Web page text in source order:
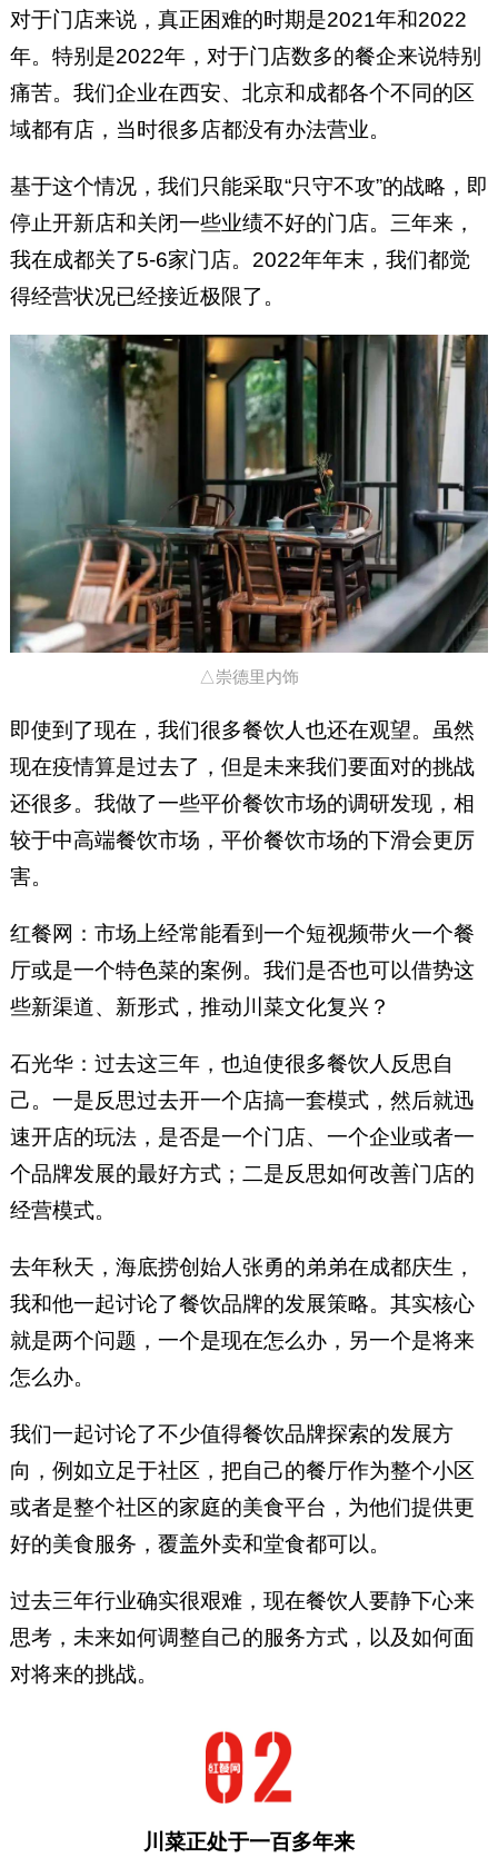
对于门店来说，真正困难的时期是2021年和2022
年。特别是2022年，对于门店数多的餐企来说特别
痛苦。我们企业在西安、北京和成都各个不同的区
域都有店，当时很多店都没有办法营业。
基于这个情况，我们只能采取“只守不攻”的战略，即
停止开新店和关闭一些业绩不好的门店。三年来，
我在成都关了5-6家门店。2022年年末，我们都觉
得经营状况已经接近极限了。
△崇德里内饰
即使到了现在，我们很多餐饮人也还在观望。虽然
现在疫情算是过去了，但是未来我们要面对的挑战
还很多。我做了一些平价餐饮市场的调研发现，相
较于中高端餐饮市场，平价餐饮市场的下滑会更厉
害。
红餐网：市场上经常能看到一个短视频带火一个餐
厅或是一个特色菜的案例。我们是否也可以借势这
些新渠道、新形式，推动川菜文化复兴？
石光华：过去这三年，也迫使很多餐饮人反思自
己。一是反思过去开一个店搞一套模式，然后就迅
速开店的玩法，是否是一个门店、一个企业或者一
个品牌发展的最好方式；二是反思如何改善门店的
经营模式。
去年秋天，海底捞创始人张勇的弟弟在成都庆生，
我和他一起讨论了餐饮品牌的发展策略。其实核心
就是两个问题，一个是现在怎么办，另一个是将来
怎么办。
我们一起讨论了不少值得餐饮品牌探索的发展方
向，例如立足于社区，把自己的餐厅作为整个小区
或者是整个社区的家庭的美食平台，为他们提供更
好的美食服务，覆盖外卖和堂食都可以。
过去三年行业确实很艰难，现在餐饮人要静下心来
思考，未来如何调整自己的服务方式，以及如何面
对将来的挑战。
川菜正处于一百多年来